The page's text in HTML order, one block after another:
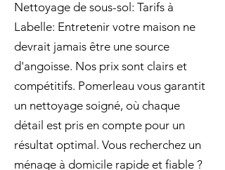
Nettoyage de sous-sol: Tarifs à
Labelle: Entretenir votre maison ne
devrait jamais être une source
d'angoisse. Nos prix sont clairs et
compétitifs. Pomerleau vous garantit
un nettoyage soigné, où chaque
détail est pris en compte pour un
résultat optimal. Vous recherchez un
ménage à domicile rapide et fiable ?